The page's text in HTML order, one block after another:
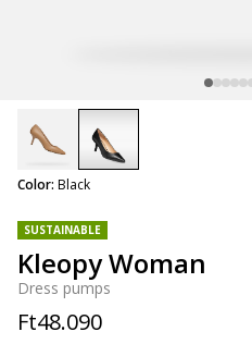
SUSTAINABLE
Kleopy Woman
Dress pumps
Ft48.090
Color: Black